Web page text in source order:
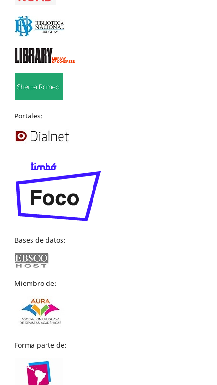
Portales:
Bases de datos:
Miembro de:
Forma parte de: